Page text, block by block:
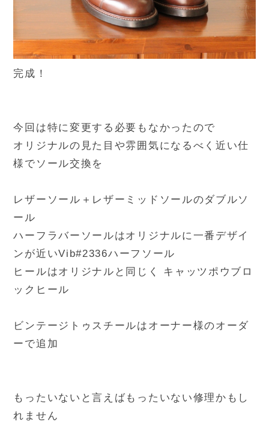
完成！
今回は特に変更する必要もなかったので
オリジナルの見た目や雰囲気になるべく近い仕
様でソール交換を
レザーソール＋レザーミッドソールのダブルソ
ール
ハーフラバーソールはオリジナルに一番デザイ
ンが近いVib#2336ハーフソール
ヒールはオリジナルと同じく キャッツポウブロ
ックヒール
ビンテージトゥスチールはオーナー様のオーダ
ーで追加
もったいないと言えばもったいない修理かもし
れません